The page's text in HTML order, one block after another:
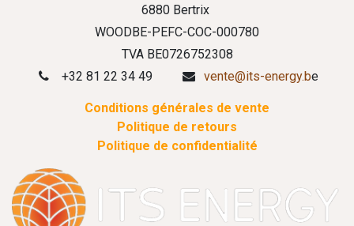
6880 Bertrix
WOODBE-PEFC-COC-000780
TVA BE0726752308
+32 81 22 34 49
vente@its-energy.be
Conditions générales de vente
Politique de retours
Politique de confidentialité